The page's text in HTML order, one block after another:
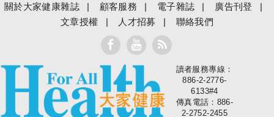
關於大家健康雜誌 顧客服務 電子雜誌
廣告刊登
文章授權
人才招募 聯絡我們
大家健康
讀者服務專線：
886-2-2776-
6133#4
傳真電話：886-
2-2752-2455